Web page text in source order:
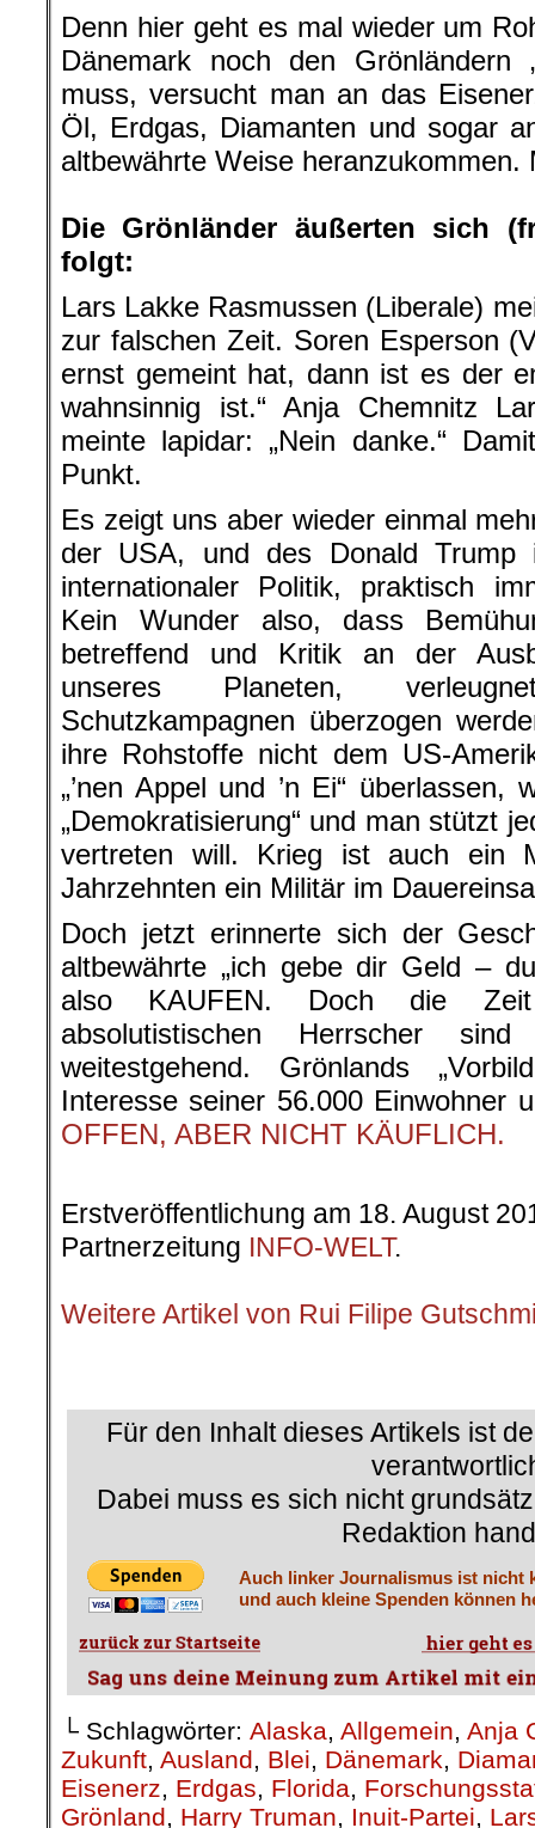
Denn hier geht es mal wieder um
Dänemark noch den Grönländern
muss, versucht man an das
Öl, Erdgas, Diamanten und sogar
altbewährte Weise
Die Grönländer äußerten sich
folgt:
Lars Lakke Rasmussen (Liberale)
zur falschen Zeit. Soren Esperson
ernst gemeint hat, dann ist es der
wahnsinnig ist.“ Anja Chemnitz
meinte lapidar: „Nein danke.“
Punkt.
Es zeigt uns aber wieder einmal
der USA, und des Donald Trump
internationaler Politik, praktisch
Kein Wunder also, dass
betreffend und Kritik an der
unseres Planeten,
Schutzkampagnen überzogen
ihre Rohstoffe nicht dem US-
„’nen Appel und ’n Ei“
„Demokratisierung“ und man stützt
vertreten will. Krieg ist auch ein
Jahrzehnten ein Militär im
Doch jetzt erinnerte sich der
altbewährte „ich gebe dir Geld –
also KAUFEN. Doch die
absolutistischen Herrscher
weitestgehend. Grönlands
Interesse seiner 56.000 Einwohner
OFFEN, ABER NICHT KÄUFLICH.
Erstveröffentlichung am 18. August
Partnerzeitung INFO-WELT.
Weitere Artikel von Rui Filipe
Für den Inhalt dieses Artikels ist
Dabei muss es sich nicht
Redaktion
Auch linker Journalismus ist nicht
und auch kleine Spenden können
└ Schlagwörter: Alaska, Allgemein, Anja
Zukunft, Ausland, Blei, Dänemark,
Eisenerz, Erdgas, Florida,
Grönland, Harry Truman, Inuit-Partei,